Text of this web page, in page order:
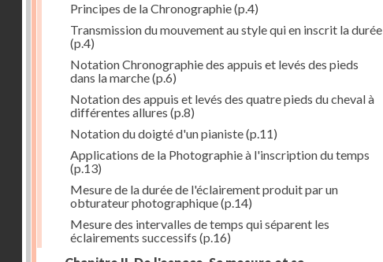
Principes de la Chronographie(p.4)
Transmission du mouvement au style qui en inscrit la durée
(p.4)
Notation Chronographie des appuis et levés des pieds
dans la marche(p.6)
Notation des appuis et levés des quatre pieds du cheval à
différentes allures (p.8)
Notation du doigté d'un pianiste(p.11)
Applications de la Photographie à l'inscription du temps
(p.13)
Mesure de la durée de l'éclairement produit par un
obturateur photographique(p.14)
Mesure des intervalles de temps qui séparent les
éclairements successifs (p.16)